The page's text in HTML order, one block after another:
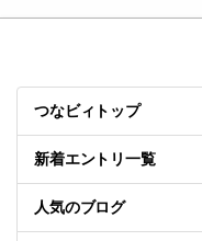
つなビィトップ
新着エントリ一覧
人気のブログ